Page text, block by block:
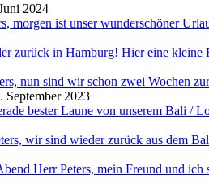
2024
morgen ist unser wunderschöner
zurück in Hamburg! Hier eine kleine
nun sind wir schon zwei Wochen
September 2023
bester Laune von unserem Bali /
wir sind wieder zurück aus dem
Herr Peters, mein Freund und